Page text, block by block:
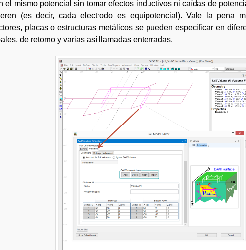
el mismo potencial sin tomar efectos inductivos ni caídas de
(es decir, cada electrodo es equipotencial). Vale la pena
placas o estructuras metálicos se pueden especificar en
de retorno y varias así llamadas enterradas.